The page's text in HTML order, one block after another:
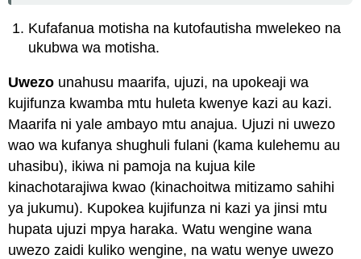
Kufafanua motisha na kutofautisha mwelekeo na
ukubwa wa motisha.
Uwezo unahusu maarifa, ujuzi, na upokeaji wa
kujifunza kwamba mtu huleta kwenye kazi au kazi.
Maarifa ni yale ambayo mtu anajua. Ujuzi ni uwezo
wao wa kufanya shughuli fulani (kama kulehemu au
uhasibu), ikiwa ni pamoja na kujua kile
kinachotarajiwa kwao (kinachoitwa mitizamo sahihi
ya jukumu). Kupokea kujifunza ni kazi ya jinsi mtu
hupata ujuzi mpya haraka. Watu wengine wana
uwezo zaidi kuliko wengine, na watu wenye uwezo